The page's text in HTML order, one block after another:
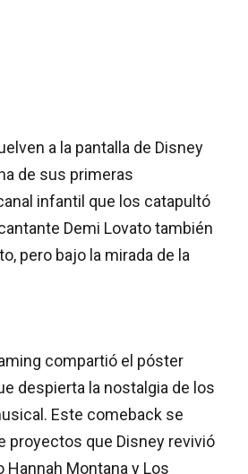
a la pantalla de Disney
de sus primeras
infantil que los catapultó
Demi Lovato también
pero bajo la mirada de la
compartió el póster
despierta la nostalgia de los
Este comeback se
proyectos que Disney revivió
Montana y Los